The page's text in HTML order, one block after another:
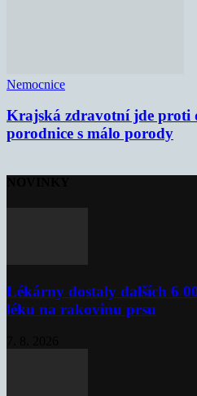
Nemocnice
Krajská zdravotní jde proti
porodnice s málo porody
Lékárny dostaly dalších 6
léku na rakovinu prsu